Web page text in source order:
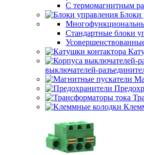
С термомагнитным
Блоки
Стандартные блоки
выключателей-